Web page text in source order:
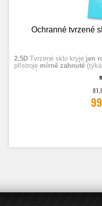
Ochranné tvrzené
2,5D Tvrzené sklo kryje jen
přístroje mírně zahnuté
zahnutím.
Fotografie jsou ilustrační.